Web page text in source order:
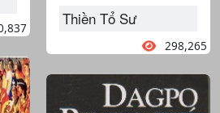
Thiền Tổ Sư
298,265